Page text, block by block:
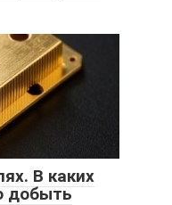
В каких
добыть